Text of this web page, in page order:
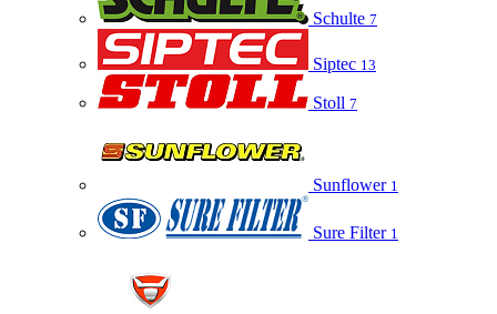
Schulte 7
Siptec 13
Stoll 7
Sunflower 1
Sure Filter 1